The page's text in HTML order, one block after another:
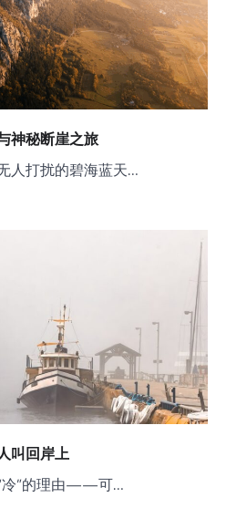
神秘断崖之旅
人打扰的碧海蓝天…
叫回岸上
冷”的理由——可…